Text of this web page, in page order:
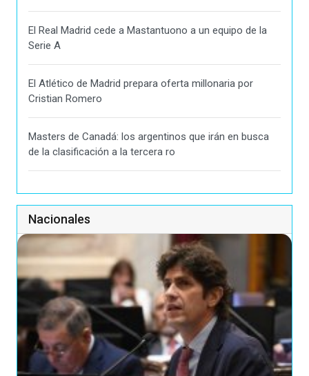
El Real Madrid cede a Mastantuono a un equipo de la
Serie A
El Atlético de Madrid prepara oferta millonaria por
Cristian Romero
Masters de Canadá: los argentinos que irán en busca
de la clasificación a la tercera ro
Nacionales